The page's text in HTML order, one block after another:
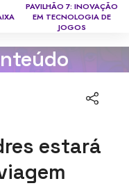
PAVILHÃO 7: INOVAÇÃO
EM TECNOLOGIA DE
JOGOS
estará